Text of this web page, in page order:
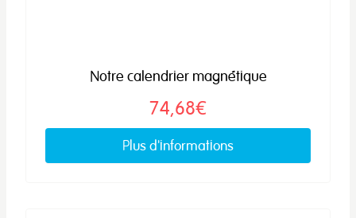
Notre calendrier magnétique
74,68€
Plus d'informations